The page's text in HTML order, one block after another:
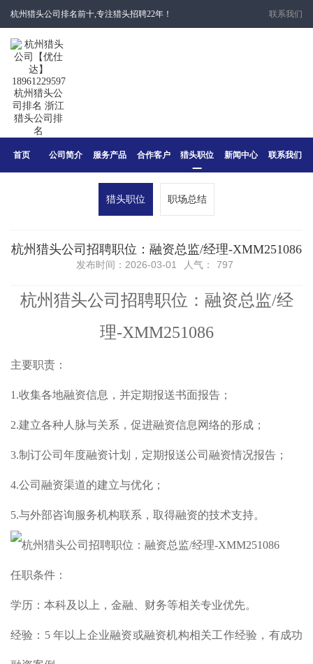
杭州猎头公司排名前十,专注猎头招聘22年！ 联系我们
首页 公司简介 服务产品 合作客户 猎头职位 新闻中心 联系我们
猎头职位 职场总结
杭州猎头公司招聘职位：融资总监/经理-XMM251086
发布时间：2026-03-01 人气： 797
杭州猎头公司招聘职位：融资总监/经
理-XMM251086
主要职责：
1.收集各地融资信息，并定期报送书面报告；
2.建立各种人脉与关系，促进融资信息网络的形成；
3.制订公司年度融资计划，定期报送公司融资情况报告；
4.公司融资渠道的建立与优化；
5.与外部咨询服务机构联系，取得融资的技术支持。
任职条件：
学历：本科及以上，金融、财务等相关专业优先。
经验：5 年以上企业融资或融资机构相关工作经验，有成功